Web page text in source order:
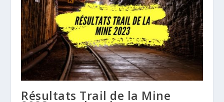
Résultats Trail de la Mine